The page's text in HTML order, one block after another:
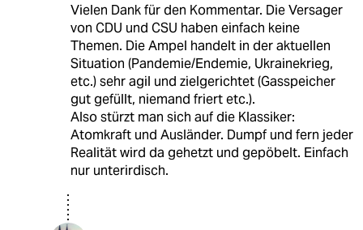
Vielen Dank für den Kommentar. Die Versager
von CDU und CSU haben einfach keine
Themen. Die Ampel handelt in der aktuellen
Situation (Pandemie/Endemie, Ukrainekrieg,
etc.) sehr agil und zielgerichtet (Gasspeicher
gut gefüllt, niemand friert etc.).
Also stürzt man sich auf die Klassiker:
Atomkraft und Ausländer. Dumpf und fern jeder
Realität wird da gehetzt und gepöbelt. Einfach
nur unterirdisch.